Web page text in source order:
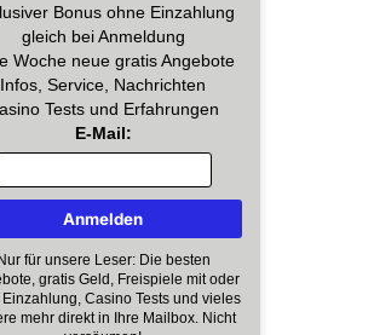
Bonus ohne Einzahlung
gleich bei Anmeldung
Woche neue gratis Angebote
Infos, Service, Nachrichten
Tests und Erfahrungen
E-Mail:
Nur für unsere Leser: Die besten
gratis Geld, Freispiele mit oder
Casino Tests und vieles
mehr direkt in Ihre Mailbox. Nicht